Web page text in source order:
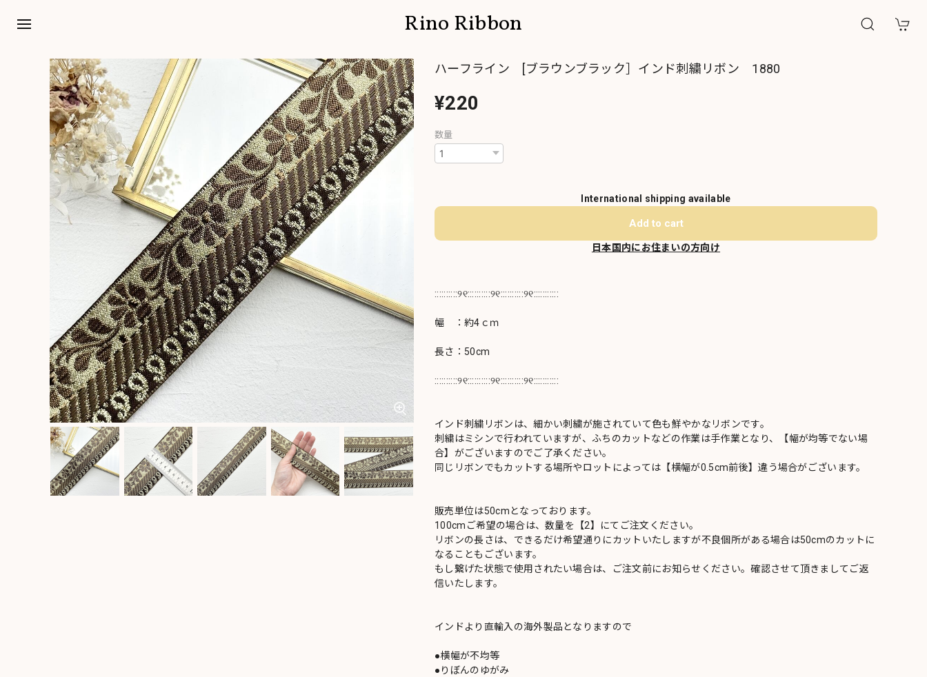
Rino Ribbon
ハーフライン [ブラウンブラック］インド刺繍リボン 1880
¥220
数量
International shipping available
Add to cart
日本国内にお住まいの方向け
::::::::::୨୧::::::::::୨୧::::::::::୨୧:::::::::::
幅 ：約4ｃｍ
長さ：50cm
::::::::::୨୧::::::::::୨୧::::::::::୨୧:::::::::::
インド刺繍リボンは、細かい刺繍が施されていて色も鮮やかなリボンです。
刺繍はミシンで行われていますが、ふちのカットなどの作業は手作業となり、【幅が均等でない場
合】がございますのでご了承ください。
同じリボンでもカットする場所やロットによっては【横幅が0.5cm前後】違う場合がございます。
販売単位は50cmとなっております。
100cmご希望の場合は、数量を【2】にてご注文ください。
リボンの長さは、できるだけ希望通りにカットいたしますが不良個所がある場合は50cmのカットに
なることもございます。
もし繋げた状態で使用されたい場合は、ご注文前にお知らせください。確認させて頂きましてご返
信いたします。
インドより直輸入の海外製品となりますので
●横幅が不均等
●りぼんのゆがみ